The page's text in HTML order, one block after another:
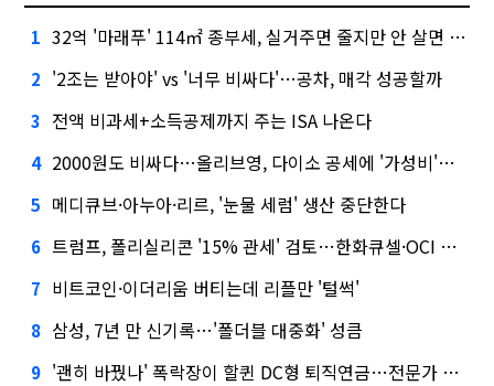
1 32억 '마래푸' 114㎡ 종부세, 실거주면 줄지만 안 살면 2.5배
2 '2조는 받아야' vs '너무 비싸다'…공차, 매각 성공할까
3 전액 비과세+소득공제까지 주는 ISA 나온다
4 2000원도 비싸다…올리브영, 다이소 공세에 '가성비'로 맞불
5 메디큐브·아누아·리르, '눈물 세럼' 생산 중단한다
6 트럼프, 폴리실리콘 '15% 관세' 검토…한화큐셀·OCI 영향은?
7 비트코인·이더리움 버티는데 리플만 '털썩'
8 삼성, 7년 만 신기록…'폴더블 대중화' 성큼
9 '괜히 바꿨나' 폭락장이 할퀸 DC형 퇴직연금…전문가 조언은